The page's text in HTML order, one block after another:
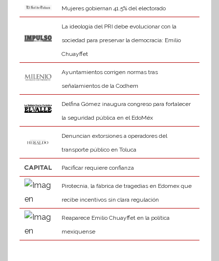
Mujeres gobiernan 41.5% del electorado
La ideología del PRI debe evolucionar con la
sociedad para preservar la democracia: Emilio
Chuayffet
Ayuntamientos corrigen normas tras
señalamientos de la Codhem
Delfina Gómez inaugura congreso para fortalecer
la seguridad pública en el EdoMéx
Denuncian extorsiones a operadores del
transporte público en Toluca
Pacificar requiere confianza
Pirotecnia, la fábrica de tragedias en Edomex que
recibe incentivos sin clara regulación
Reaparece Emilio Chuayffet en la política
mexiquense